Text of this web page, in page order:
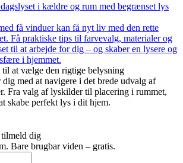
i kældre og rum med begrænset lys
få vinduer kan få nyt liv med den rette
Få praktiske tips til farvevalg, materialer og
til at arbejde for dig – og skaber en lysere og
i hjemmet.
at vælge den rigtige belysning
med at navigere i det brede udvalg af
Fra valg af lyskilder til placering i rummet,
skabe perfekt lys i dit hjem.
dig
Bare brugbar viden – gratis.